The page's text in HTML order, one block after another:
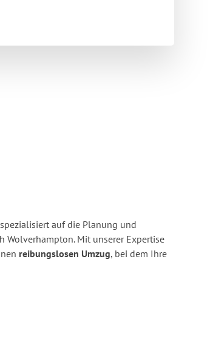
auf die Planung und
Wolverhampton. Mit unserer Expertise
reibungslosen Umzug, bei dem Ihre